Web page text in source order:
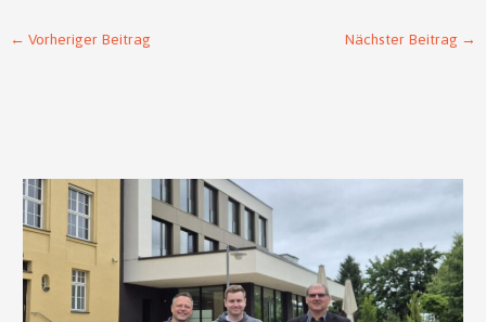
← Vorheriger Beitrag Nächster Beitrag →